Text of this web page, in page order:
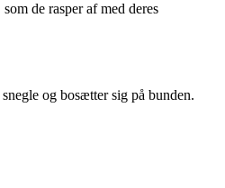
de rasper af med deres
og bosætter sig på bunden.